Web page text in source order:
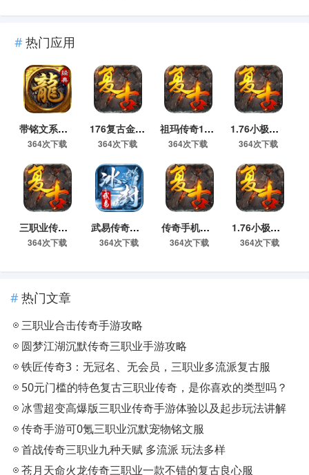
热门应用
带铭文系统的传奇手游下载_176暗黑铭文版传奇手游官网下载
364次下载
176复古金币无商城传奇手游下载
364次下载
祖玛传奇176铭文小极品手游下载
364次下载
1.76小极品传奇魂环版下载
364次下载
三职业传奇手游福利版下载
364次下载
武易传奇手游官网下载
364次下载
传奇手机养老版下载
364次下载
1.76小极品复古传奇手机版官网下载
364次下载
热门文章
三职业合击传奇手游攻略
圆梦江湖沉默传奇三职业手游攻略
​铁匠传奇3：无冠名、无会员，三职业多流派复古服
50元门槛的特色复古三职业传奇，是你喜欢的类型吗？
冰雪超变高爆版三职业传奇手游体验以及起步玩法讲解
​传奇手游可0氪三职业沉默宠物铭文服
​首战传奇三职业九种天赋 多流派 玩法多样
​苍月天命火龙传奇三职业一款不错的复古良心服